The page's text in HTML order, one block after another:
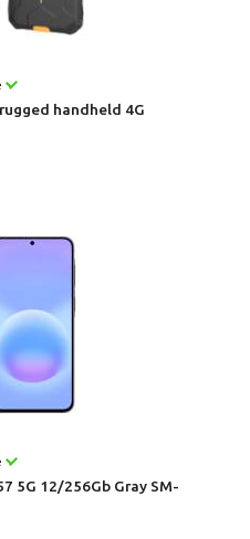
handheld 4G
5G 12/256Gb Gray SM-